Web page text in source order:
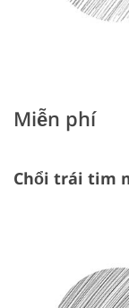
Miễn phí